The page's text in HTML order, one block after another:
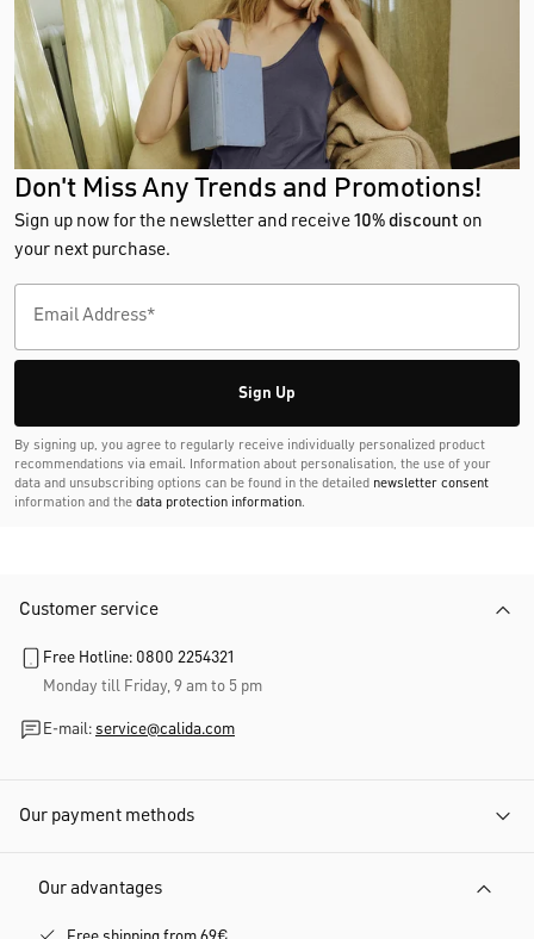
Don't Miss Any Trends and Promotions!
Sign up now for the newsletter and receive10% discount on
your next purchase.
Sign Up
By signing up, you agree to regularly receive individually personalized product
recommendations via email. Information about personalisation, the use of your
data and unsubscribing options can be found in the detailed newsletter consent
information and the data protection information.
Customer service
Free Hotline: 0800 2254321
Monday till Friday, 9 am to 5 pm
E-mail: service@calida.com
Our payment methods
Our advantages